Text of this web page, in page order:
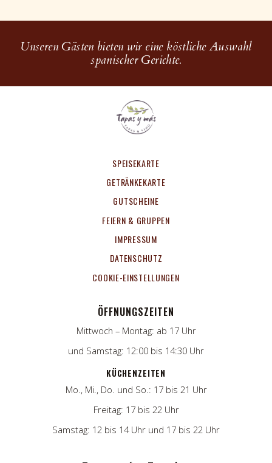
Unseren Gästen bieten wir eine köstliche Auswahl
spanischer Gerichte.
SPEISEKARTE
GETRÄNKEKARTE
GUTSCHEINE
FEIERN & GRUPPEN
IMPRESSUM
DATENSCHUTZ
COOKIE-EINSTELLUNGEN
ÖFFNUNGSZEITEN
Mittwoch – Montag: ab 17 Uhr
und Samstag: 12:00 bis 14:30 Uhr
KÜCHENZEITEN
Mo., Mi., Do. und So.: 17 bis 21 Uhr
Freitag: 17 bis 22 Uhr
Samstag: 12 bis 14 Uhr und 17 bis 22 Uhr